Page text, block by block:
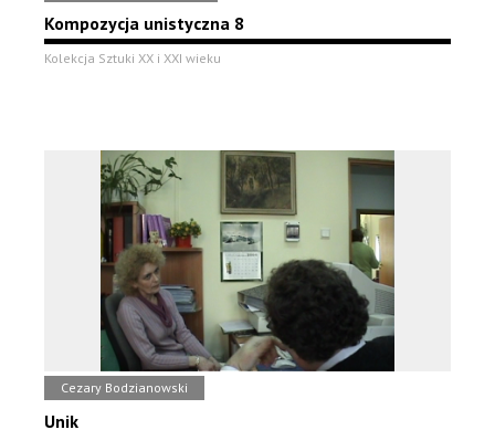
Kompozycja unistyczna 8
Kolekcja Sztuki XX i XXI wieku
Cezary Bodzianowski
Unik